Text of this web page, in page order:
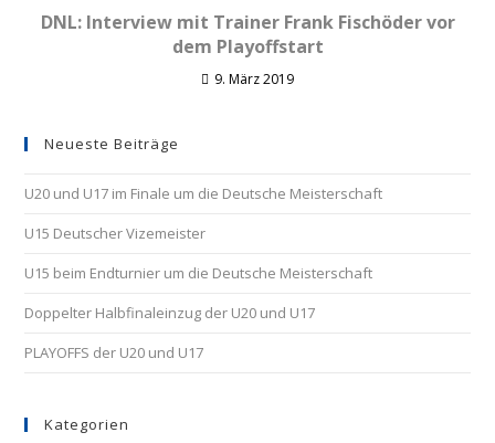
DNL: Interview mit Trainer Frank Fischöder vor
dem Playoffstart
9. März 2019
Neueste Beiträge
U20 und U17 im Finale um die Deutsche Meisterschaft
U15 Deutscher Vizemeister
U15 beim Endturnier um die Deutsche Meisterschaft
Doppelter Halbfinaleinzug der U20 und U17
PLAYOFFS der U20 und U17
Kategorien